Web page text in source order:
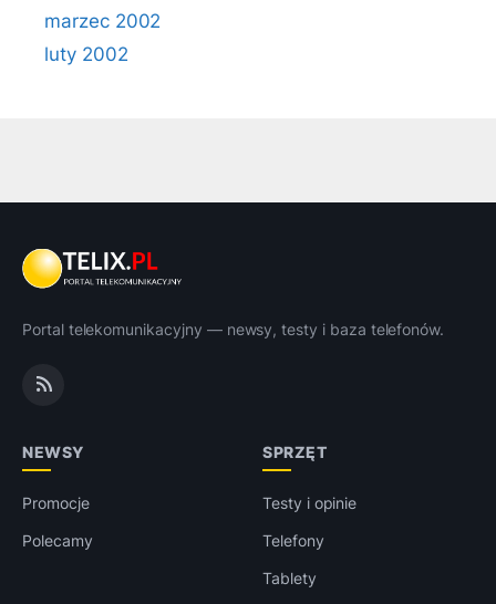
marzec 2002
luty 2002
Portal telekomunikacyjny — newsy, testy i baza telefonów.
NEWSY
Promocje
Polecamy
SPRZĘT
Testy i opinie
Telefony
Tablety